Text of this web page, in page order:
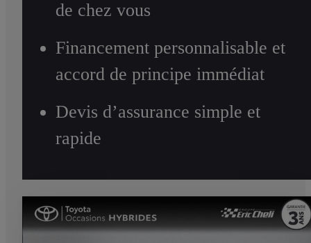
de chez vous
Financement personnalisable et
accord de principe immédiat
Devis d’assurance simple et
rapide